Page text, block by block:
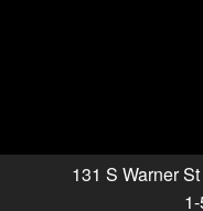
131 S Warner